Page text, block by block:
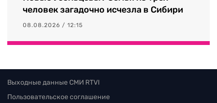
человек загадочно исчезла в Сибири
08.08.2026 / 12:15
Выходные данные СМИ RTVI
Пользовательское соглашение